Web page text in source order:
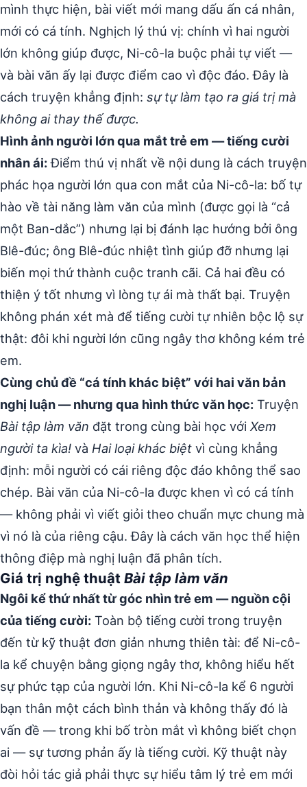
mình thực hiện, bài viết mới mang dấu ấn cá nhân,
mới có cá tính. Nghịch lý thú vị: chính vì hai người
lớn không giúp được, Ni-cô-la buộc phải tự viết —
và bài văn ấy lại được điểm cao vì độc đáo. Đây là
cách truyện khẳng định: sự tự làm tạo ra giá trị mà
không ai thay thế được.
Hình ảnh người lớn qua mắt trẻ em — tiếng cười
nhân ái:Điểm thú vị nhất về nội dung là cách truyện
phác họa người lớn qua con mắt của Ni-cô-la: bố tự
hào về tài năng làm văn của mình (được gọi là “cả
một Ban-dắc”) nhưng lại bị đánh lạc hướng bởi ông
Blê-đúc; ông Blê-đúc nhiệt tình giúp đỡ nhưng lại
biến mọi thứ thành cuộc tranh cãi. Cả hai đều có
thiện ý tốt nhưng vì lòng tự ái mà thất bại. Truyện
không phán xét mà để tiếng cười tự nhiên bộc lộ sự
thật: đôi khi người lớn cũng ngây thơ không kém trẻ
em.
Cùng chủ đề “cá tính khác biệt” với hai văn bản
nghị luận — nhưng qua hình thức văn học: Truyện
Bài tập làm văn đặt trong cùng bài học với Xem
người ta kìa! và Hai loại khác biệt vì cùng khẳng
định: mỗi người có cái riêng độc đáo không thể sao
chép. Bài văn của Ni-cô-la được khen vì có cá tính
— không phải vì viết giỏi theo chuẩn mực chung mà
vì nó là của riêng cậu. Đây là cách văn học thể hiện
thông điệp mà nghị luận đã phân tích.
Giá trị nghệ thuật Bài tập làm văn
Ngôi kể thứ nhất từ góc nhìn trẻ em — nguồn cội
của tiếng cười: Toàn bộ tiếng cười trong truyện
đến từ kỹ thuật đơn giản nhưng thiên tài: để Ni-cô-
la kể chuyện bằng giọng ngây thơ, không hiểu hết
sự phức tạp của người lớn. Khi Ni-cô-la kể 6 người
bạn thân một cách bình thản và không thấy đó là
vấn đề — trong khi bố tròn mắt vì không biết chọn
ai — sự tương phản ấy là tiếng cười. Kỹ thuật này
đòi hỏi tác giả phải thực sự hiểu tâm lý trẻ em mới